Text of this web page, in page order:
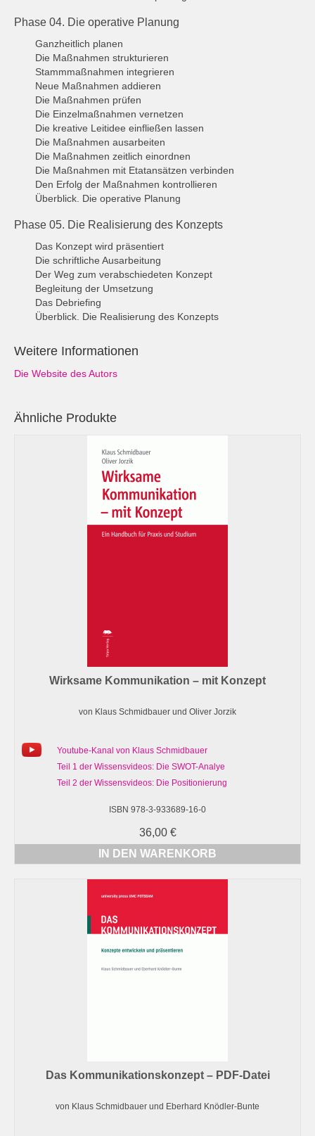
Phase 04. Die operative Planung
Ganzheitlich planen
Die Maßnahmen strukturieren
Stammmaßnahmen integrieren
Neue Maßnahmen addieren
Die Maßnahmen prüfen
Die Einzelmaßnahmen vernetzen
Die kreative Leitidee einfließen lassen
Die Maßnahmen ausarbeiten
Die Maßnahmen zeitlich einordnen
Die Maßnahmen mit Etatansätzen verbinden
Den Erfolg der Maßnahmen kontrollieren
Überblick. Die operative Planung
Phase 05. Die Realisierung des Konzepts
Das Konzept wird präsentiert
Die schriftliche Ausarbeitung
Der Weg zum verabschiedeten Konzept
Begleitung der Umsetzung
Das Debriefing
Überblick. Die Realisierung des Konzepts
Weitere Informationen
Die Website des Autors
Ähnliche Produkte
Wirksame Kommunikation – mit Konzept
von Klaus Schmidbauer und Oliver Jorzik
Youtube-Kanal von Klaus Schmidbauer
Teil 1 der Wissensvideos: Die SWOT-Analye
Teil 2 der Wissensvideos: Die Positionierung
ISBN 978-3-933689-16-0
36,00 €
IN DEN WARENKORB
Das Kommunikationskonzept – PDF-Datei
von Klaus Schmidbauer und Eberhard Knödler-Bunte